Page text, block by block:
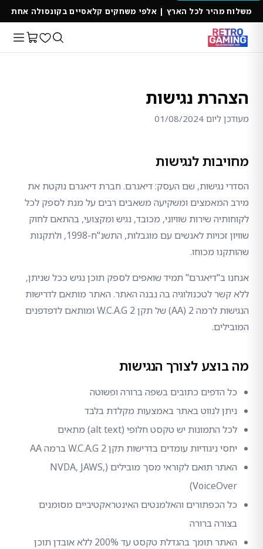
משלוח מהיר לכל הארץ | אלפי משחקים קלאסיים בקונסולה אחת
הצהרת נגישות
מעודכן ליום 01/08/2024
מחויבות לנגישות
הסדרי נגישות, שם העסק: דיאגרם. חברת דיאגרם נוקטת את
מירב המאמצים ומשקיעה משאבים רבים על מנת לספק לכל
לקוחותיה שירות שוויוני, מכובד, נגיש ומקצועי, בהתאם לחוק
שוויון זכויות לאנשים עם מוגבלות, התשנ"ח-1998, ולתקנות
שהותקנו מכוחו.
אנחנו ב"דיאגרם" תמיד שואפים לספק תוכן נגיש ככל שניתן,
ללא קשר לטכנולוגיה בה נבנה האתר. האתר מותאם לדרישות
הנגישות לרמה 2 (AA) של תקן W.C.A.G 2 ומותאם לדפדפנים
המובילים.
מה בוצע לצורך הנגישות
כל הדפים כתובים בשפה ברורה ופשוטה
ניתן לנווט באתר באמצעות מקלדת בלבד
לכל התמונות יש טקסט חלופי (alt text) מתאים
יחסי ניגודיות עומדים בדרישות תקן W.C.A.G 2 ברמה AA
האתר תואם לקוראי מסך מובילים (NVDA, JAWS,
VoiceOver)
כל הכפתורים והאלמנטים האינטראקטיביים מסומנים
בצורה ברורה
האתר תומך בהגדלת טקסט עד 200% ללא אובדן תוכן